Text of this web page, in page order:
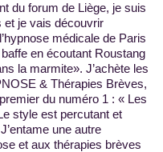
du forum de Liège, je suis
et je vais découvrir
médicale de Paris
en écoutant Roustang
la marmite». J’achète les
& Thérapies Brèves,
du numéro 1 : « Les
style est percutant et
une autre
et aux thérapies brèves